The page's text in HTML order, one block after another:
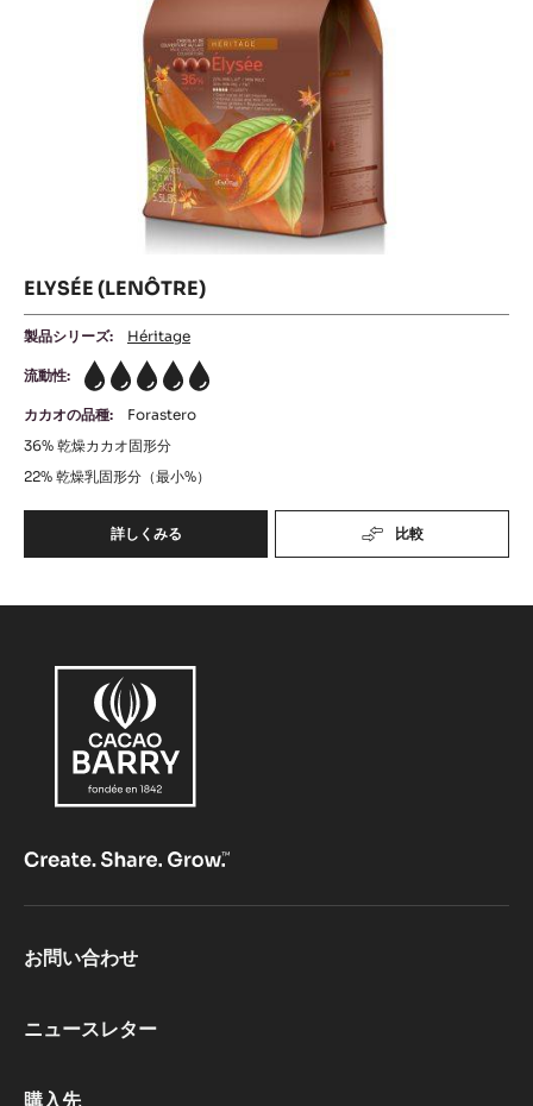
ELYSÉE (LENÔTRE)
製品シリーズ: Héritage
流動性:
5
カカオの品種:
Forastero
36% 乾燥カカオ固形分
22% 乾燥乳固形分（最小%）
詳しくみる
-
比較
Footer
お問い合わせ
ニュースレター
購入先